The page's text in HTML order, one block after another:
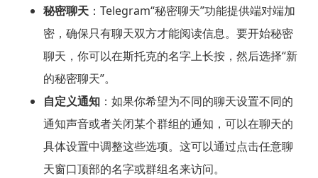
秘密聊天：Telegram“秘密聊天”功能提供端对端加
密，确保只有聊天双方才能阅读信息。要开始秘密
聊天，你可以在斯托克的名字上长按，然后选择“新
的秘密聊天”。
自定义通知：如果你希望为不同的聊天设置不同的
通知声音或者关闭某个群组的通知，可以在聊天的
具体设置中调整这些选项。这可以通过点击任意聊
天窗口顶部的名字或群组名来访问。